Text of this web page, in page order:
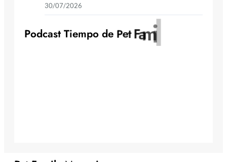
30/07/2026
Podcast Tiempo de Pet Famil